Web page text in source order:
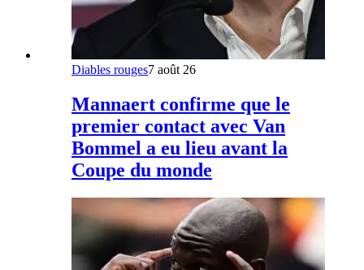
Diables rouges7 août 26
Mannaert confirme que le
premier contact avec Van
Bommel a eu lieu avant la
Coupe du monde